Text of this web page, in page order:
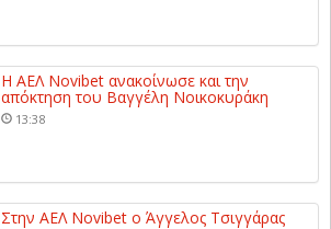
Η ΑΕΛ Novibet ανακοίνωσε και την
απόκτηση του Βαγγέλη Νοικοκυράκη
13:38
Στην ΑΕΛ Novibet ο Άγγελος Τσιγγάρας